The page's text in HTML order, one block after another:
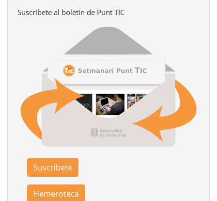
Suscríbete al boletín de Punt TIC
Suscríbete
Hemeroteca